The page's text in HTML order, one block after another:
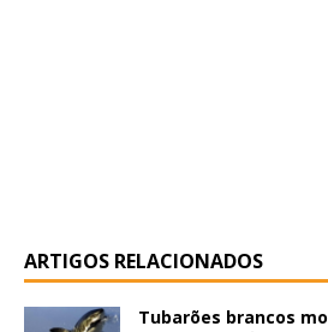
ARTIGOS RELACIONADOS
Tubarões brancos